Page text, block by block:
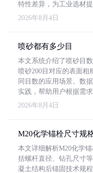
特性差异，为工业选材提
2026年8月4日
喷砂都有多少目
本文系统介绍了喷砂目
喷砂200目对应的表面粗
同目数的应用场景。数
实践，帮助用户根据需
2026年8月4日
M20化学锚栓尺寸规
本文详细解析M20化学
括螺杆直径、钻孔尺寸
凝土结构后锚固技术规